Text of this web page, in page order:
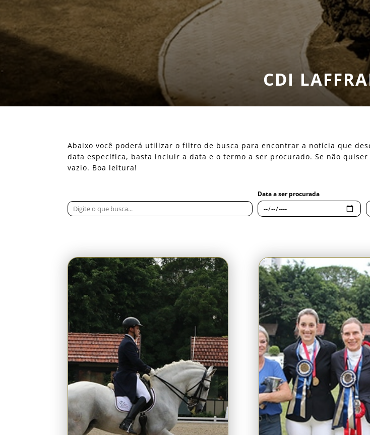
CDI
Abaixo você poderá utilizar o filtro de busca para encontrar a notícia que
data específica, basta incluir a data e o termo a ser procurado. Se não
vazio. Boa leitura!